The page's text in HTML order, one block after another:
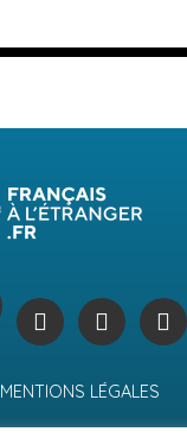
MENTIONS LÉGALES